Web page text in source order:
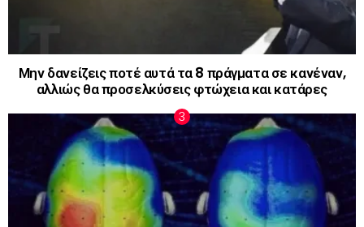
Μην δανείζεις ποτέ αυτά τα 8 πράγματα σε κανέναν,
αλλιώς θα προσελκύσεις φτώχεια και κατάρες